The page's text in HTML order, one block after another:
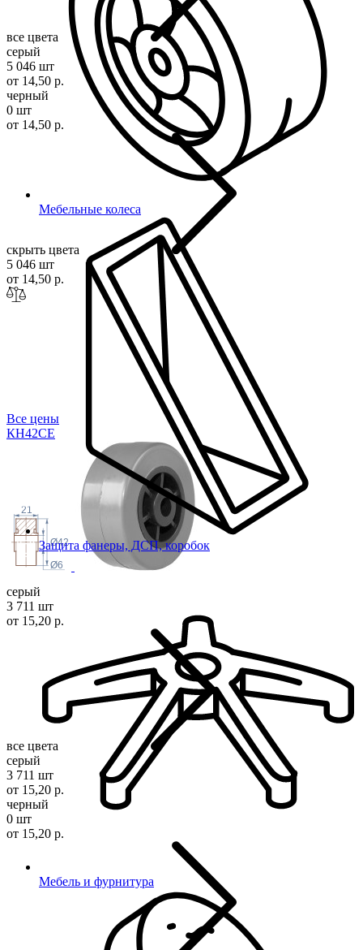
Мебельные колеса
Защита фанеры, ДСП, коробок
Мебель и фурнитура
все цвета
серый
5 046 шт
от 14,50 р.
черный
0 шт
от 14,50 р.
скрыть цвета
5 046 шт
от 14,50 р.
Все цены
КН42СЕ
21
Ø42
Ø6
серый
3 711 шт
от 15,20 р.
все цвета
серый
3 711 шт
от 15,20 р.
черный
0 шт
от 15,20 р.